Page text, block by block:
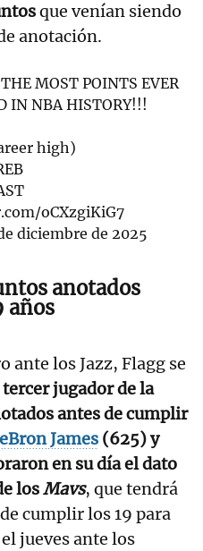
que venían siendo
anotación.
THE MOST POINTS EVER
IN NBA HISTORY!!!
high)
oCXzgiKiG7
diciembre de 2025
anotados
años
ante los Jazz, Flagg se
tercer jugador de la
antes de cumplir
James (625) y
en su día el dato
losMavs, que tendrá
cumplir los 19 para
jueves ante los